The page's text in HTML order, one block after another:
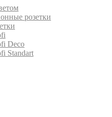
розетки
Deco
Standart